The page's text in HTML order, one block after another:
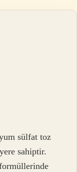
sülfat toz
sahiptir.